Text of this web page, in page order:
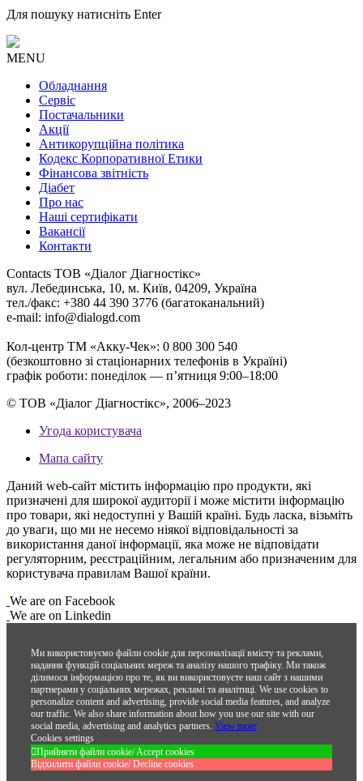
Для пошуку натисніть Enter
MENU
Обладнання
Сервіс
Постачальники
Акції
Антикорупційна політика
Кодекс Корпоративної Етики
Фінансова звітність
Діабет
Про нас
Наші сертифікати
Вакансії
Контакти
Contacts ТОВ «Діалог Діагностікс»
вул. Лебединська, 10, м. Київ, 04209, Україна
тел./факс: +380 44 390 3776 (багатоканальний)
e-mail: info@dialogd.com
Кол-центр ТМ «Акку-Чек»: 0 800 300 540
(безкоштовно зі стаціонарних телефонів в Україні)
графік роботи: понеділок — п’ятниця 9:00–18:00
© ТОВ «Діалог Діагностікс», 2006–2023
Угода користувача
Мапа сайту
Даний web-сайт містить інформацію про продукти, які
призначені для широкої аудиторії і може містити інформацію
про товари, які недоступні у Вашій країні. Будь ласка, візьміть
до уваги, що ми не несемо ніякої відповідальності за
використання даної інформації, яка може не відповідати
регуляторним, реєстраційним, легальним або призначеним для
користувача правилам Вашої країни.
We are on Facebook
We are on Linkedin
Ми використовуємо файли cookie для персоналізації вмісту та реклами,
надання функцій соціальних мереж та аналізу нашого трафіку. Ми також
ділимося інформацією про те, як ви використовуєте наш сайт з нашими
партнерами у соціальних мережах, рекламі та аналітиці. We use cookies to
personalize content and advertising, provide social media features, and analyze
our traffic. We also share information about how you use our site with our
social media, advertising and analytics partners. View more
Cookies settings
Прийняти файли cookie/ Accept cookies
Відхилити файли cookie/ Decline cookies